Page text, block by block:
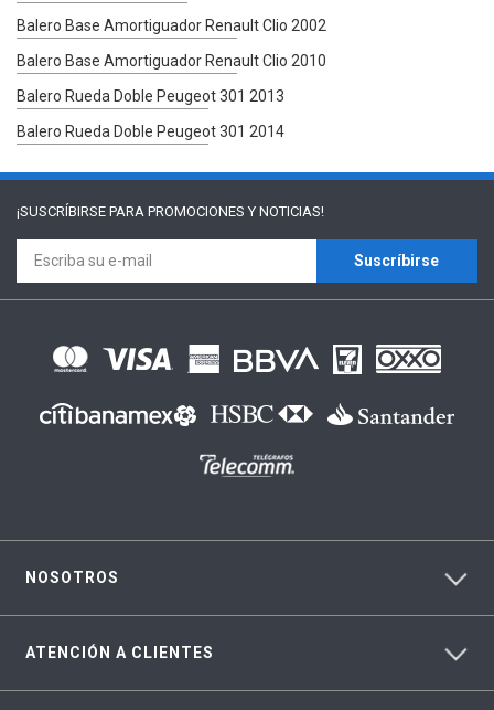
Balero Base Amortiguador Renault Clio 2002
Balero Base Amortiguador Renault Clio 2010
Balero Rueda Doble Peugeot 301 2013
Balero Rueda Doble Peugeot 301 2014
¡SUSCRÍBIRSE PARA PROMOCIONES Y NOTICIAS!
Suscríbirse
NOSOTROS
ATENCIÓN A CLIENTES